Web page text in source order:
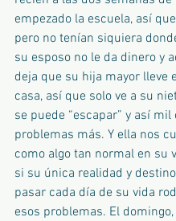
empezado la escuela, así
pero no tenían siquiera
su esposo no le da dinero y
deja que su hija mayor lleve
casa, así que solo ve a su
se puede “escapar” y así mil
problemas más. Y ella nos
como algo tan normal en su
si su única realidad y
pasar cada día de su vida
esos problemas. El domingo,